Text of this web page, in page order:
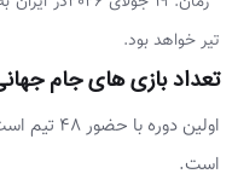
تیر خواهد بود.
تعداد بازی های جام جهانی
است.